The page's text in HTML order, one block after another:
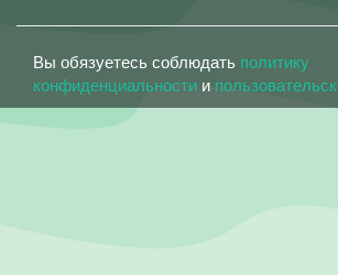
Вы обязуетесь соблюдать политику
конфиденциальности и